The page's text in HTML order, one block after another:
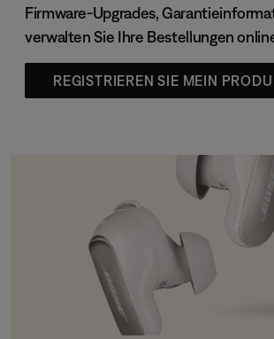
Firmware-Upgrades,
verwalten Sie Ihre Bestellungen
REGISTRIEREN SIE MEIN